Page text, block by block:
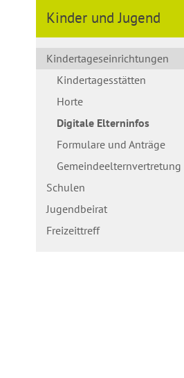
Kinder und Jugend
Kindertageseinrichtungen
Kindertagesstätten
Horte
Digitale Elterninfos
Formulare und Anträge
Gemeindeelternvertretung
Schulen
Jugendbeirat
Freizeittreff